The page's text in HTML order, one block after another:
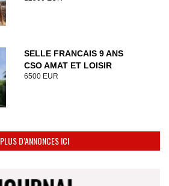
SELLE FRANCAIS 9 ANS
CSO AMAT ET LOISIR
6500 EUR
PLUS D’ANNONCES ICI